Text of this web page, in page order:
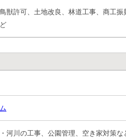
獣許可、土地改良、林道工事、商工振
河川の工事、公園管理、空き家対策な